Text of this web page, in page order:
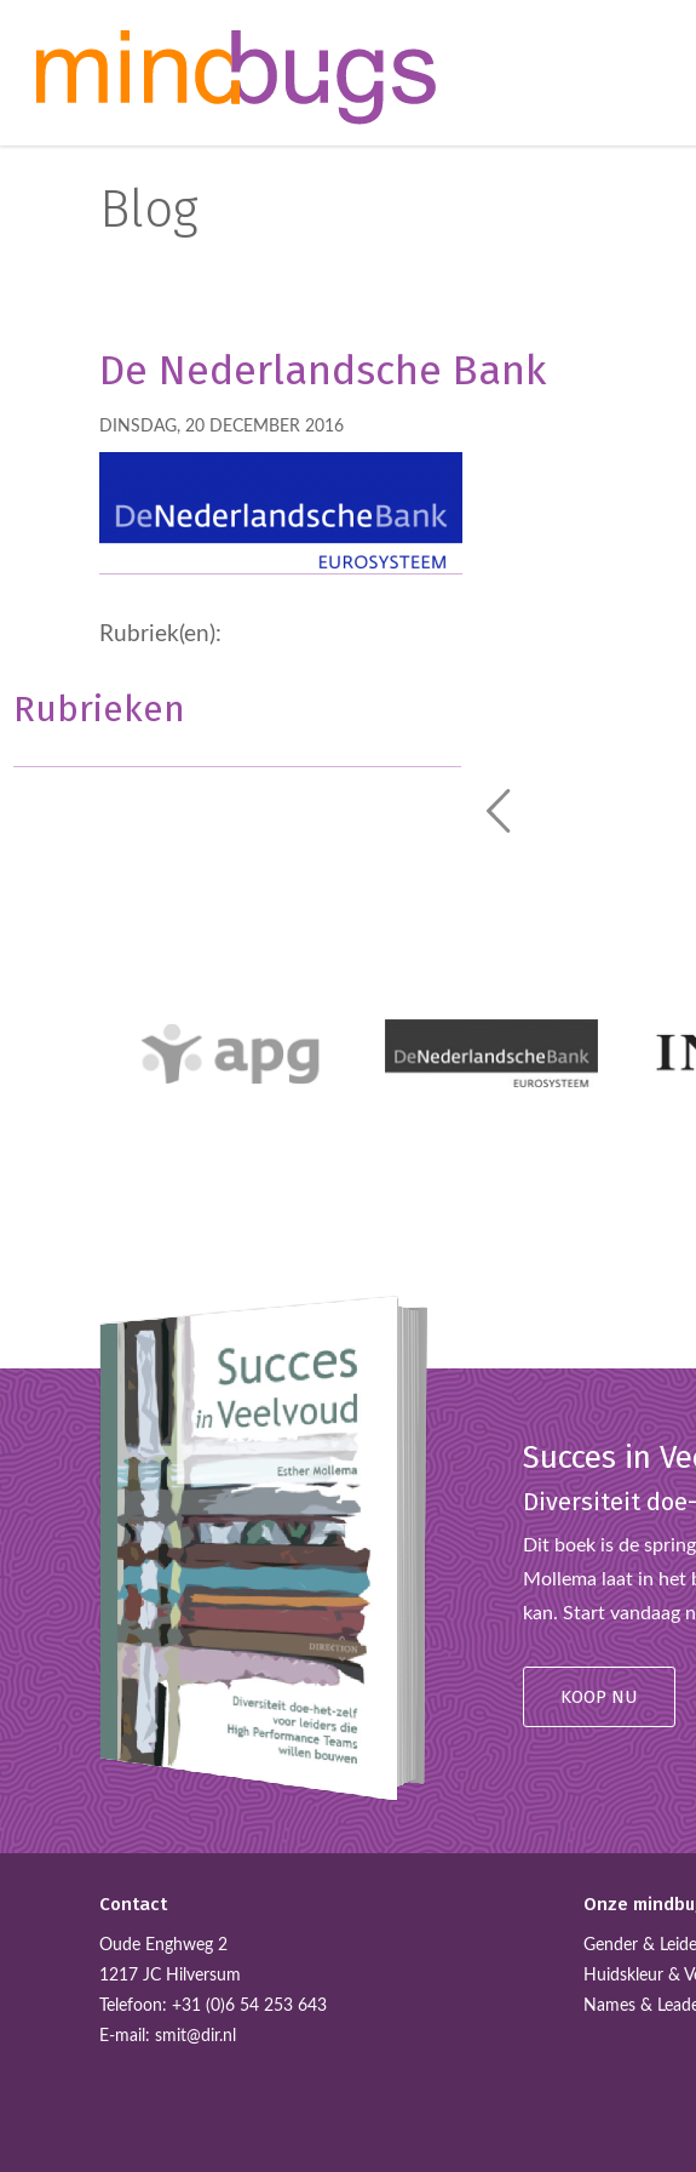
Blog
De Nederlandsche Bank
DINSDAG, 20 DECEMBER 2016
Rubriek(en):
Rubrieken
Succes in
Diversiteit
Dit boek is de
Mollema laat in het
kan. Start vandaag
KOOP NU
Contact
Oude Enghweg 2
1217 JC Hilversum
Telefoon: +31 (0)6 54 253 643
E-mail: smit@dir.nl
Onze
Gender &
Huidskleur &
Names &